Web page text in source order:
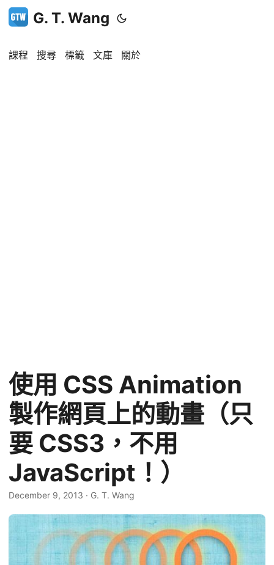
G. T. Wang
課程 搜尋 標籤 文庫 關於
使用 CSS Animation
製作網頁上的動畫（只
要 CSS3，不用
JavaScript！）
December 9, 2013 · G. T. Wang